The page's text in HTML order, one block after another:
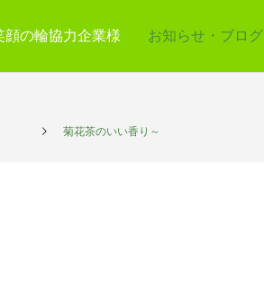
顔の輪協力企業様 お知らせ・ブログ
ス 菊花茶のいい香り～